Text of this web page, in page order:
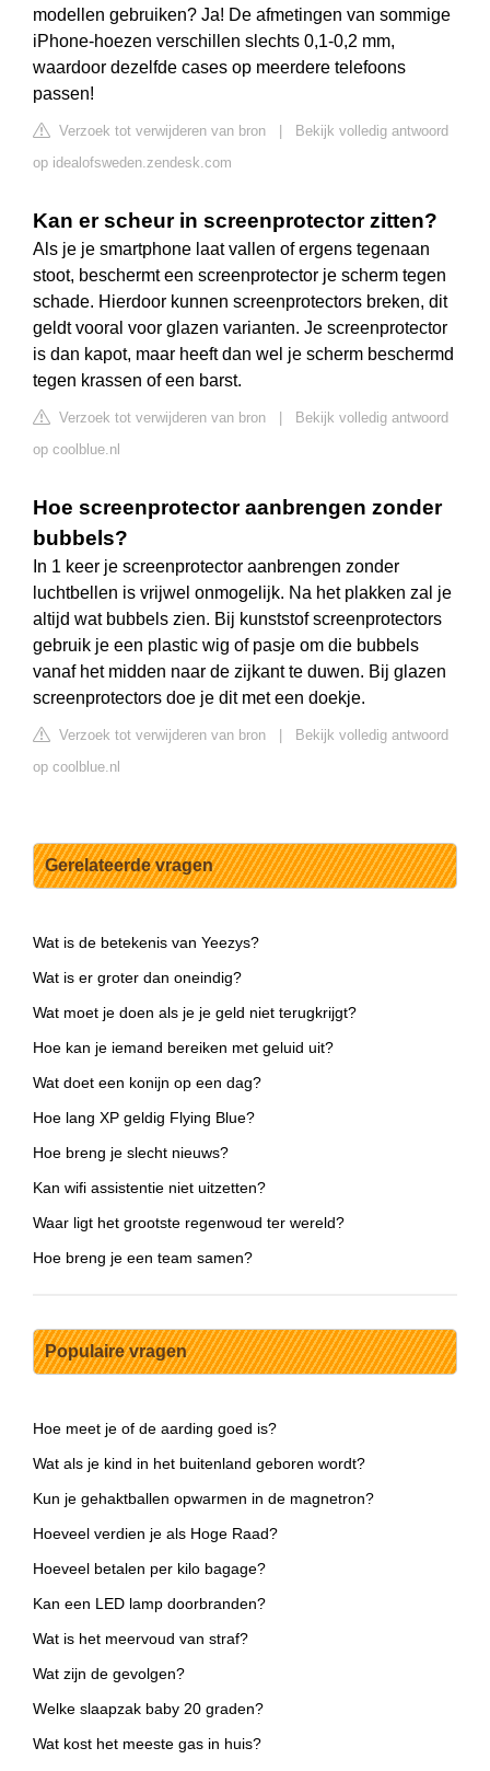
modellen gebruiken? Ja! De afmetingen van sommige
iPhone-hoezen verschillen slechts 0,1-0,2 mm,
waardoor dezelfde cases op meerdere telefoons
passen!
Verzoek tot verwijderen van bron
Bekijk volledig antwoord
op idealofsweden.zendesk.com
Kan er scheur in screenprotector zitten?
Als je je smartphone laat vallen of ergens tegenaan
stoot, beschermt een screenprotector je scherm tegen
schade. Hierdoor kunnen screenprotectors breken, dit
geldt vooral voor glazen varianten. Je screenprotector
is dan kapot, maar heeft dan wel je scherm beschermd
tegen krassen of een barst.
Verzoek tot verwijderen van bron
Bekijk volledig antwoord
op coolblue.nl
Hoe screenprotector aanbrengen zonder
bubbels?
In 1 keer je screenprotector aanbrengen zonder
luchtbellen is vrijwel onmogelijk. Na het plakken zal je
altijd wat bubbels zien. Bij kunststof screenprotectors
gebruik je een plastic wig of pasje om die bubbels
vanaf het midden naar de zijkant te duwen. Bij glazen
screenprotectors doe je dit met een doekje.
Verzoek tot verwijderen van bron
Bekijk volledig antwoord
op coolblue.nl
Gerelateerde vragen
Wat is de betekenis van Yeezys?
Wat is er groter dan oneindig?
Wat moet je doen als je je geld niet terugkrijgt?
Hoe kan je iemand bereiken met geluid uit?
Wat doet een konijn op een dag?
Hoe lang XP geldig Flying Blue?
Hoe breng je slecht nieuws?
Kan wifi assistentie niet uitzetten?
Waar ligt het grootste regenwoud ter wereld?
Hoe breng je een team samen?
Populaire vragen
Hoe meet je of de aarding goed is?
Wat als je kind in het buitenland geboren wordt?
Kun je gehaktballen opwarmen in de magnetron?
Hoeveel verdien je als Hoge Raad?
Hoeveel betalen per kilo bagage?
Kan een LED lamp doorbranden?
Wat is het meervoud van straf?
Wat zijn de gevolgen?
Welke slaapzak baby 20 graden?
Wat kost het meeste gas in huis?